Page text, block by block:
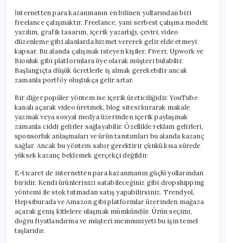
İnternetten para kazanmanın en bilinen yollarından biri
freelance çalışmaktır. Freelance, yani serbest çalışma modeli;
yazılım, grafik tasarım, içerik yazarlığı, çeviri, video
düzenleme gibi alanlarda hizmet vererek gelir elde etmeyi
kapsar. Bu alanda çalışmak isteyen kişiler, Fiverr, Upwork ve
Bionluk gibi platformlara üye olarak müşteri bulabilir.
Başlangıçta düşük ücretlerle iş almak gerekebilir ancak
zamanla portföy oluştukça gelir artar.
Bir diğer popüler yöntem ise içerik üreticiliğidir. YouTube
kanalı açarak video üretmek, blog sitesi kurarak makale
yazmak veya sosyal medya üzerinden içerik paylaşmak
zamanla ciddi gelirler sağlayabilir. Özellikle reklam gelirleri,
sponsorluk anlaşmaları ve ürün tanıtımları bu alanda kazanç
sağlar. Ancak bu yöntem sabır gerektirir çünkü kısa sürede
yüksek kazanç beklemek gerçekçi değildir.
E-ticaret de internetten para kazanmanın güçlü yollarından
biridir. Kendi ürünlerinizi satabileceğiniz gibi dropshipping
yöntemi ile stok tutmadan satış yapabilirsiniz. Trendyol,
Hepsiburada ve Amazon gibi platformlar üzerinden mağaza
açarak geniş kitlelere ulaşmak mümkündür. Ürün seçimi,
doğru fiyatlandırma ve müşteri memnuniyeti bu işin temel
taşlarıdır.